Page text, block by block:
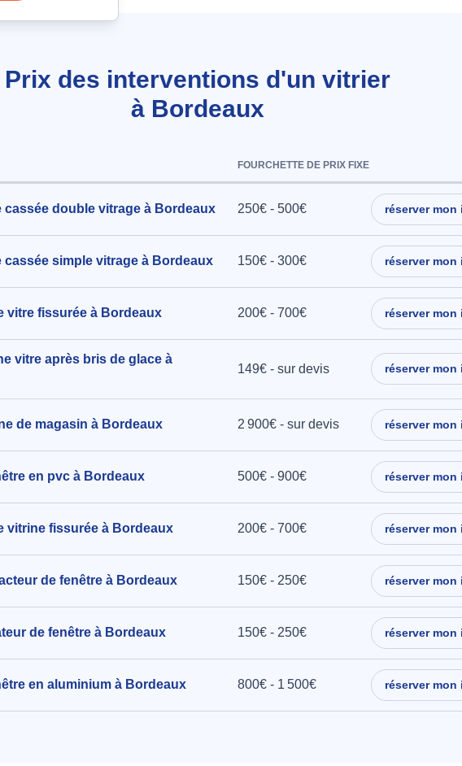
Bordeaux
à
à
Prix des interventions d'un vitrier
à Bordeaux
FOURCHETTE DE PRIX FIXE
cassée double vitrage à Bordeaux 250€ - 500€ réserver
cassée simple vitrage à Bordeaux 150€ - 300€ réserver
vitre fissurée à Bordeaux 200€ - 700€ réserver
vitre après bris de glace à
149€ - sur devis réserver
de magasin à Bordeaux 2 900€ - sur devis réserver
en pvc à Bordeaux 500€ - 900€ réserver
vitrine fissurée à Bordeaux 200€ - 700€ réserver
de fenêtre à Bordeaux 150€ - 250€ réserver
de fenêtre à Bordeaux 150€ - 250€ réserver
en aluminium à Bordeaux 800€ - 1 500€ réserver